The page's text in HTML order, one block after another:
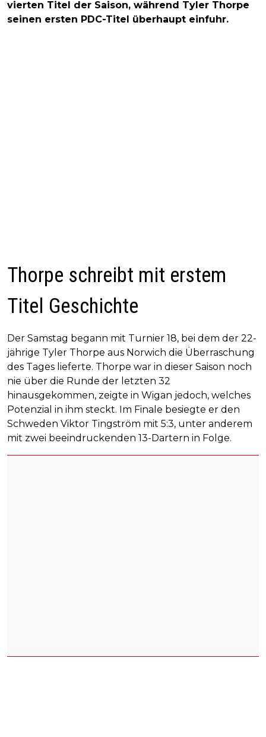
vierten Titel der Saison, während Tyler Thorpe
seinen ersten PDC-Titel überhaupt einfuhr.
Thorpe schreibt mit erstem
Titel Geschichte
Der Samstag begann mit Turnier 18, bei dem der 22-
jährige Tyler Thorpe aus Norwich die Überraschung
des Tages lieferte. Thorpe war in dieser Saison noch
nie über die Runde der letzten 32
hinausgekommen, zeigte in Wigan jedoch, welches
Potenzial in ihm steckt. Im Finale besiegte er den
Schweden Viktor Tingström mit 5:3, unter anderem
mit zwei beeindruckenden 13-Dartern in Folge.